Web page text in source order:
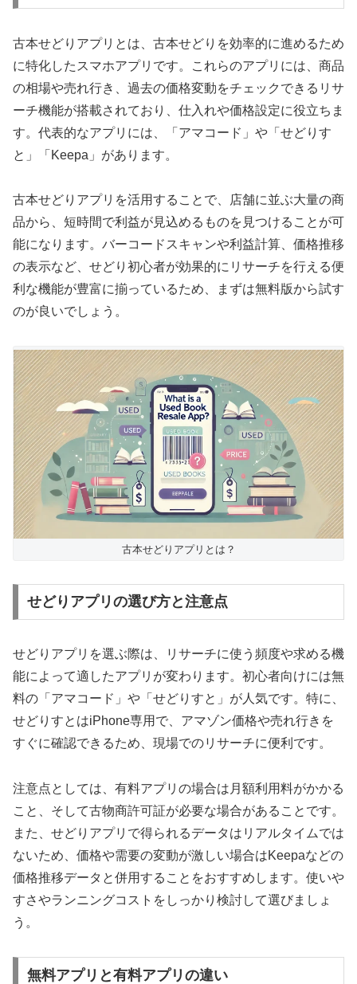
古本せどりアプリとは、古本せどりを効率的に進めるため
に特化したスマホアプリです。これらのアプリには、商品
の相場や売れ行き、過去の価格変動をチェックできるリサ
ーチ機能が搭載されており、仕入れや価格設定に役立ちま
す。代表的なアプリには、「アマコード」や「せどりす
と」「Keepa」があります。
古本せどりアプリを活用することで、店舗に並ぶ大量の商
品から、短時間で利益が見込めるものを見つけることが可
能になります。バーコードスキャンや利益計算、価格推移
の表示など、せどり初心者が効果的にリサーチを行える便
利な機能が豊富に揃っているため、まずは無料版から試す
のが良いでしょう。
古本せどりアプリとは？
せどりアプリの選び方と注意点
せどりアプリを選ぶ際は、リサーチに使う頻度や求める機
能によって適したアプリが変わります。初心者向けには無
料の「アマコード」や「せどりすと」が人気です。特に、
せどりすとはiPhone専用で、アマゾン価格や売れ行きを
すぐに確認できるため、現場でのリサーチに便利です。
注意点としては、有料アプリの場合は月額利用料がかかる
こと、そして古物商許可証が必要な場合があることです。
また、せどりアプリで得られるデータはリアルタイムでは
ないため、価格や需要の変動が激しい場合はKeepaなどの
価格推移データと併用することをおすすめします。使いや
すさやランニングコストをしっかり検討して選びましょ
う。
無料アプリと有料アプリの違い